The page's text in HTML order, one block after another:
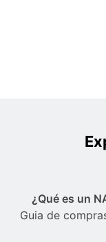
¿Qué es un
Guia de